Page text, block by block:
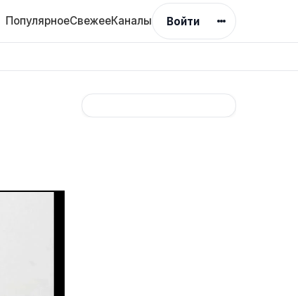
ПопулярноеСвежееКаналы Войти